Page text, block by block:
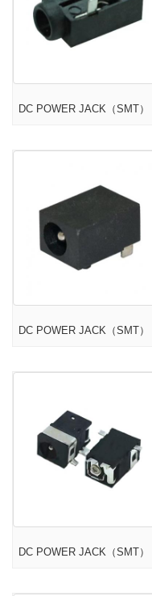
DC POWER JACK（SMT）
DC POWER JACK（SMT）
DC POWER JACK（SMT）